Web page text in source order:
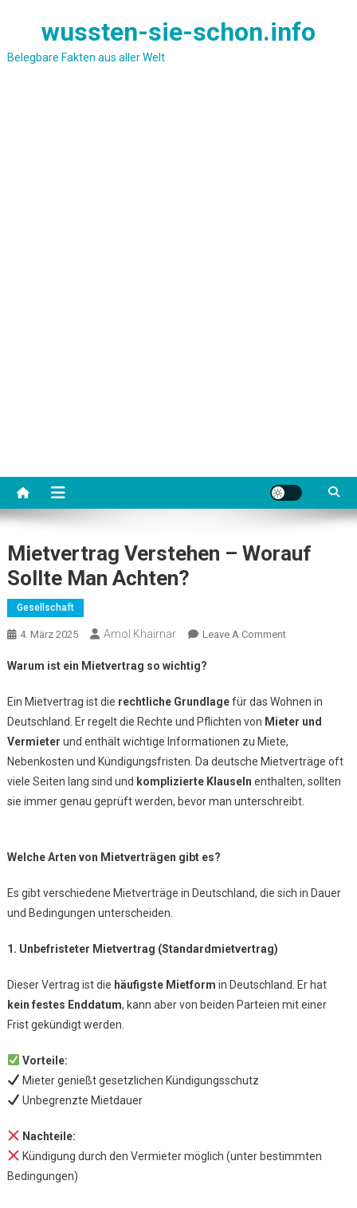
wussten-sie-schon.info
Belegbare Fakten aus aller Welt
Mietvertrag Verstehen – Worauf
Sollte Man Achten?
Gesellschaft
4. März 2025 Amol.khairnar Leave A CommentOn
Worauf
Sollte
Man
Achten?
Warum ist ein Mietvertrag so wichtig?
Ein Mietvertrag ist die rechtliche Grundlagefür das Wohnen in
Deutschland. Er regelt die Rechte und Pflichten von Mieter und
Vermieter und enthält wichtige Informationen zu Miete,
Nebenkosten und Kündigungsfristen. Da deutsche Mietverträge oft
viele Seiten lang sind und komplizierte Klauseln enthalten, sollten
sie immer genau geprüft werden, bevor man unterschreibt.
Welche Arten von Mietverträgen gibt es?
Es gibt verschiedene Mietverträge in Deutschland, die sich in Dauer
und Bedingungen unterscheiden.
1. Unbefristeter Mietvertrag (Standardmietvertrag)
Dieser Vertrag ist die häufigste Mietform in Deutschland. Er hat
kein festes Enddatum, kann aber von beiden Parteien mit einer
Frist gekündigt werden.
Vorteile:
Mieter genießt gesetzlichen Kündigungsschutz
Unbegrenzte Mietdauer
Nachteile:
Kündigung durch den Vermieter möglich (unter bestimmten
Bedingungen)